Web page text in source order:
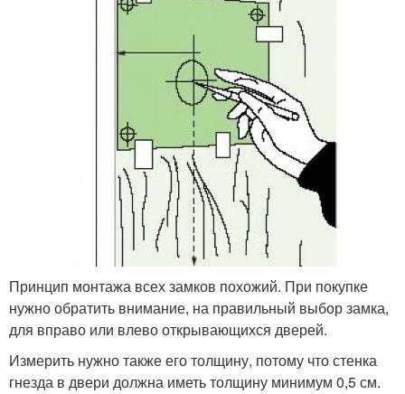
Принцип монтажа всех замков похожий. При покупке
нужно обратить внимание, на правильный выбор замка,
для вправо или влево открывающихся дверей.
Измерить нужно также его толщину, потому что стенка
гнезда в двери должна иметь толщину минимум 0,5 см.